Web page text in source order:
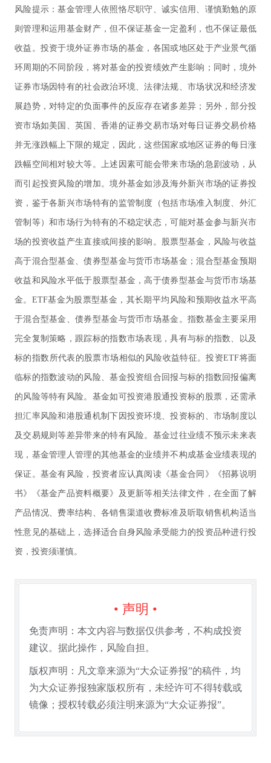
风险提示：基金管理人依照恪尽职守、诚实信用、谨慎勤勉的原
则管理和运用基金财产，但不保证基金一定盈利，也不保证最低
收益。投资于境外证券市场的基金，各国或地区处于产业景气循
环周期的不同阶段，将对基金的投资绩效产生影响；同时，境外
证券市场因特有的社会政治环境、法律法规、市场状况和经济发
展趋势，对特定的负面事件的反应存在诸多差异；另外，部分投
资市场如美国、英国、香港的证券交易市场对每日证券交易价格
并无涨跌幅上下限的规定，因此，这些国家或地区证券的每日涨
跌幅空间相对较大等。上述因素可能会带来市场的急剧波动，从
而引起投资风险的增加。境外基金如涉及海外新兴市场的证券投
资，鉴于各新兴市场特有的监管制度（包括市场准入制度、外汇
管制等）和市场行为特有的不稳定状态，可能对基金参与新兴市
场的投资收益产生直接或间接的影响。股票型基金，风险与收益
高于混合型基金、债券型基金与货币市场基金；混合型基金预期
收益和风险水平低于股票型基金，高于债券型基金与货币市场基
金。ETF基金为股票型基金，其长期平均风险和预期收益水平高
于混合型基金、债券型基金与货币市场基金。指数基金主要采用
完全复制策略，跟踪标的指数市场表现，具有与标的指数、以及
标的指数所代表的股票市场相似的风险收益特征。投资ETF将面
临标的指数波动的风险、基金投资组合回报与标的指数回报偏离
的风险等特有风险。基金如可投资港股通投资标的股票，还需承
担汇率风险和港股通机制下因投资环境、投资标的、市场制度以
及交易规则等差异带来的特有风险。基金过往业绩不预示未来表
现，基金管理人管理的其他基金的业绩并不构成基金业绩表现的
保证。基金有风险，投资者应认真阅读《基金合同》《招募说明
书》《基金产品资料概要》及更新等相关法律文件，在全面了解
产品情况、费率结构、各销售渠道收费标准及听取销售机构适当
性意见的基础上，选择适合自身风险承受能力的投资品种进行投
资，投资须谨慎。
• 声明 •
免责声明：本文内容与数据仅供参考，不构成投资
建议。据此操作，风险自担。
版权声明：凡文章来源为“大众证券报”的稿件，均
为大众证券报独家版权所有，未经许可不得转载或
镜像；授权转载必须注明来源为“大众证券报”。